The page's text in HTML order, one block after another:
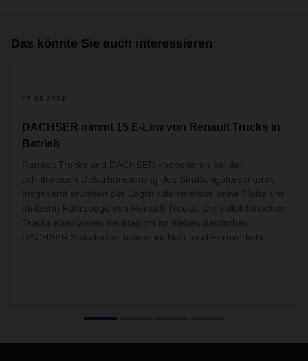
Das könnte Sie auch interessieren
25.06.2024
DACHSER nimmt 15 E-Lkw von Renault Trucks in
Betrieb
Renault Trucks und DACHSER kooperieren bei der
schrittweisen Dekarbonisierung des Straßengüterverkehrs.
Insgesamt erweitert der Logistikdienstleister seine Flotte um
fünfzehn Fahrzeuge von Renault Trucks. Die vollelektrischen
Trucks absolvieren werktäglich an sieben deutschen
DACHSER Standorten Touren im Nah- und Fernverkehr.